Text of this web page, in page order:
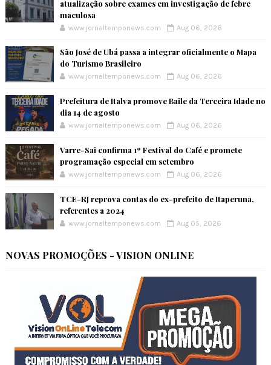
atualização sobre exames em investigação de febre
maculosa
www.jornaltemponews.com Aug 06, 2026
São José de Ubá passa a integrar oficialmente o Mapa
do Turismo Brasileiro
www.jornaltemponews.com Aug 06, 2026
Prefeitura de Italva promove Baile da Terceira Idade no
dia 14 de agosto
www.jornaltemponews.com Aug 06, 2026
Varre-Sai confirma 1º Festival do Café e promete
programação especial em setembro
www.jornaltemponews.com Aug 06, 2026
TCE-RJ reprova contas do ex-prefeito de Itaperuna,
referentes a 2024
www.jornaltemponews.com Aug 05, 2026
NOVAS PROMOÇÕES - VISION ONLINE